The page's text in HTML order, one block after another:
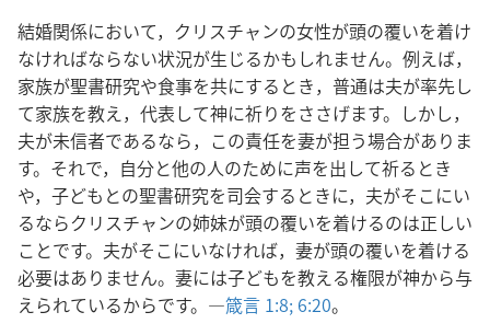
結婚関係において，クリスチャンの女性が頭の覆いを着け
なければならない状況が生じるかもしれません。例えば，
家族が聖書研究や食事を共にするとき，普通は夫が率先し
て家族を教え，代表して神に祈りをささげます。しかし，
夫が未信者であるなら，この責任を妻が担う場合がありま
す。それで，自分と他の人のために声を出して祈るとき
や，子どもとの聖書研究を司会するときに，夫がそこにい
るならクリスチャンの姉妹が頭の覆いを着けるのは正しい
ことです。夫がそこにいなければ，妻が頭の覆いを着ける
必要はありません。妻には子どもを教える権限が神から与
えられているからです。―箴言 1:8; 6:20。